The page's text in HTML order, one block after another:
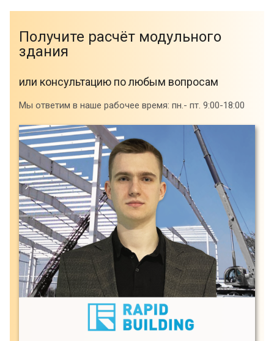
Получите расчёт модульного
здания
или консультацию по любым вопросам
Мы ответим в наше рабочее время: пн.- пт. 9:00-18:00